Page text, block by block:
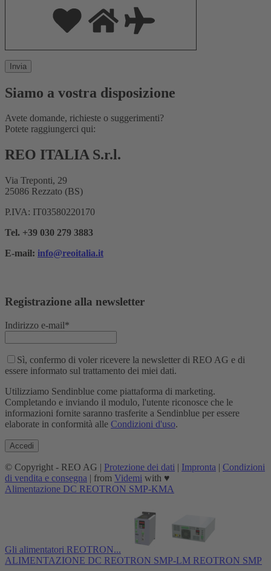
Siamo a vostra disposizione
Avete domande, richieste o suggerimenti?
Potete raggiungerci qui:
REO ITALIA S.r.l.
Via Treponti, 29
25086 Rezzato (BS)
P.IVA: IT03580220170
Tel. +39 030 279 3883
E-mail: info@reoitalia.it
Registrazione alla newsletter
Indirizzo e-mail*
Sì, confermo di voler ricevere la newsletter di REO AG e di
essere informato sul trattamento dei miei dati.
Utilizziamo Sendinblue come piattaforma di marketing.
Completando e inviando il modulo, l'utente riconosce che le
informazioni fornite saranno trasferite a Sendinblue per essere
elaborate in conformità alle Condizioni d'uso.
© Copyright - REO AG | Protezione dei dati | Impronta | Condizioni
di vendita e consegna | from Videmi with ♥︎
Alimentazione DC REOTRON SMP-KMA
Gli alimentatori REOTRON...
ALIMENTAZIONE DC REOTRON SMP-LM REOTRON SMP